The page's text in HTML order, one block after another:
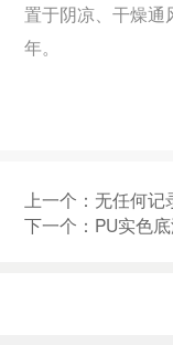
置于阴凉、干燥通
年。
上一个：无任何记
下一个： PU实色